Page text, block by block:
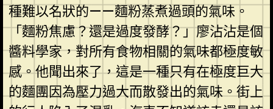
種難以名狀的——麵粉蒸煮過頭的氣味。
「麵粉焦慮？還是過度發酵？」廖沾沾是個
醬料學家，對所有食物相關的氣味都極度敏
感。他聞出來了，這是一種只有在極度巨大
的麵團因為壓力過大而散發出的氣味。街上